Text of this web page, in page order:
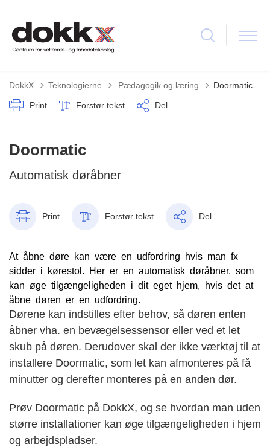
DokkX Teknologierne Tilbage til
Pædagogik og læring Doormatic
Print Forstør tekst Del
Doormatic
Automatisk døråbner
Print Forstør tekst Del
At åbne døre kan være en udfordring hvis man fx
sidder i kørestol. Her er en automatisk døråbner, som
kan øge tilgængeligheden i dit eget hjem, hvis det at
åbne døren er en udfordring.
Dørene kan indstilles efter behov, så døren enten
åbner vha. en bevægelsessensor eller ved et let
skub på døren. Derudover skal der ikke værktøj til at
installere Doormatic, som let kan afmonteres på få
minutter og derefter monteres på en anden dør.
Prøv Doormatic på DokkX, og se hvordan man uden
større installationer kan øge tilgængeligheden i hjem
og arbejdspladser.